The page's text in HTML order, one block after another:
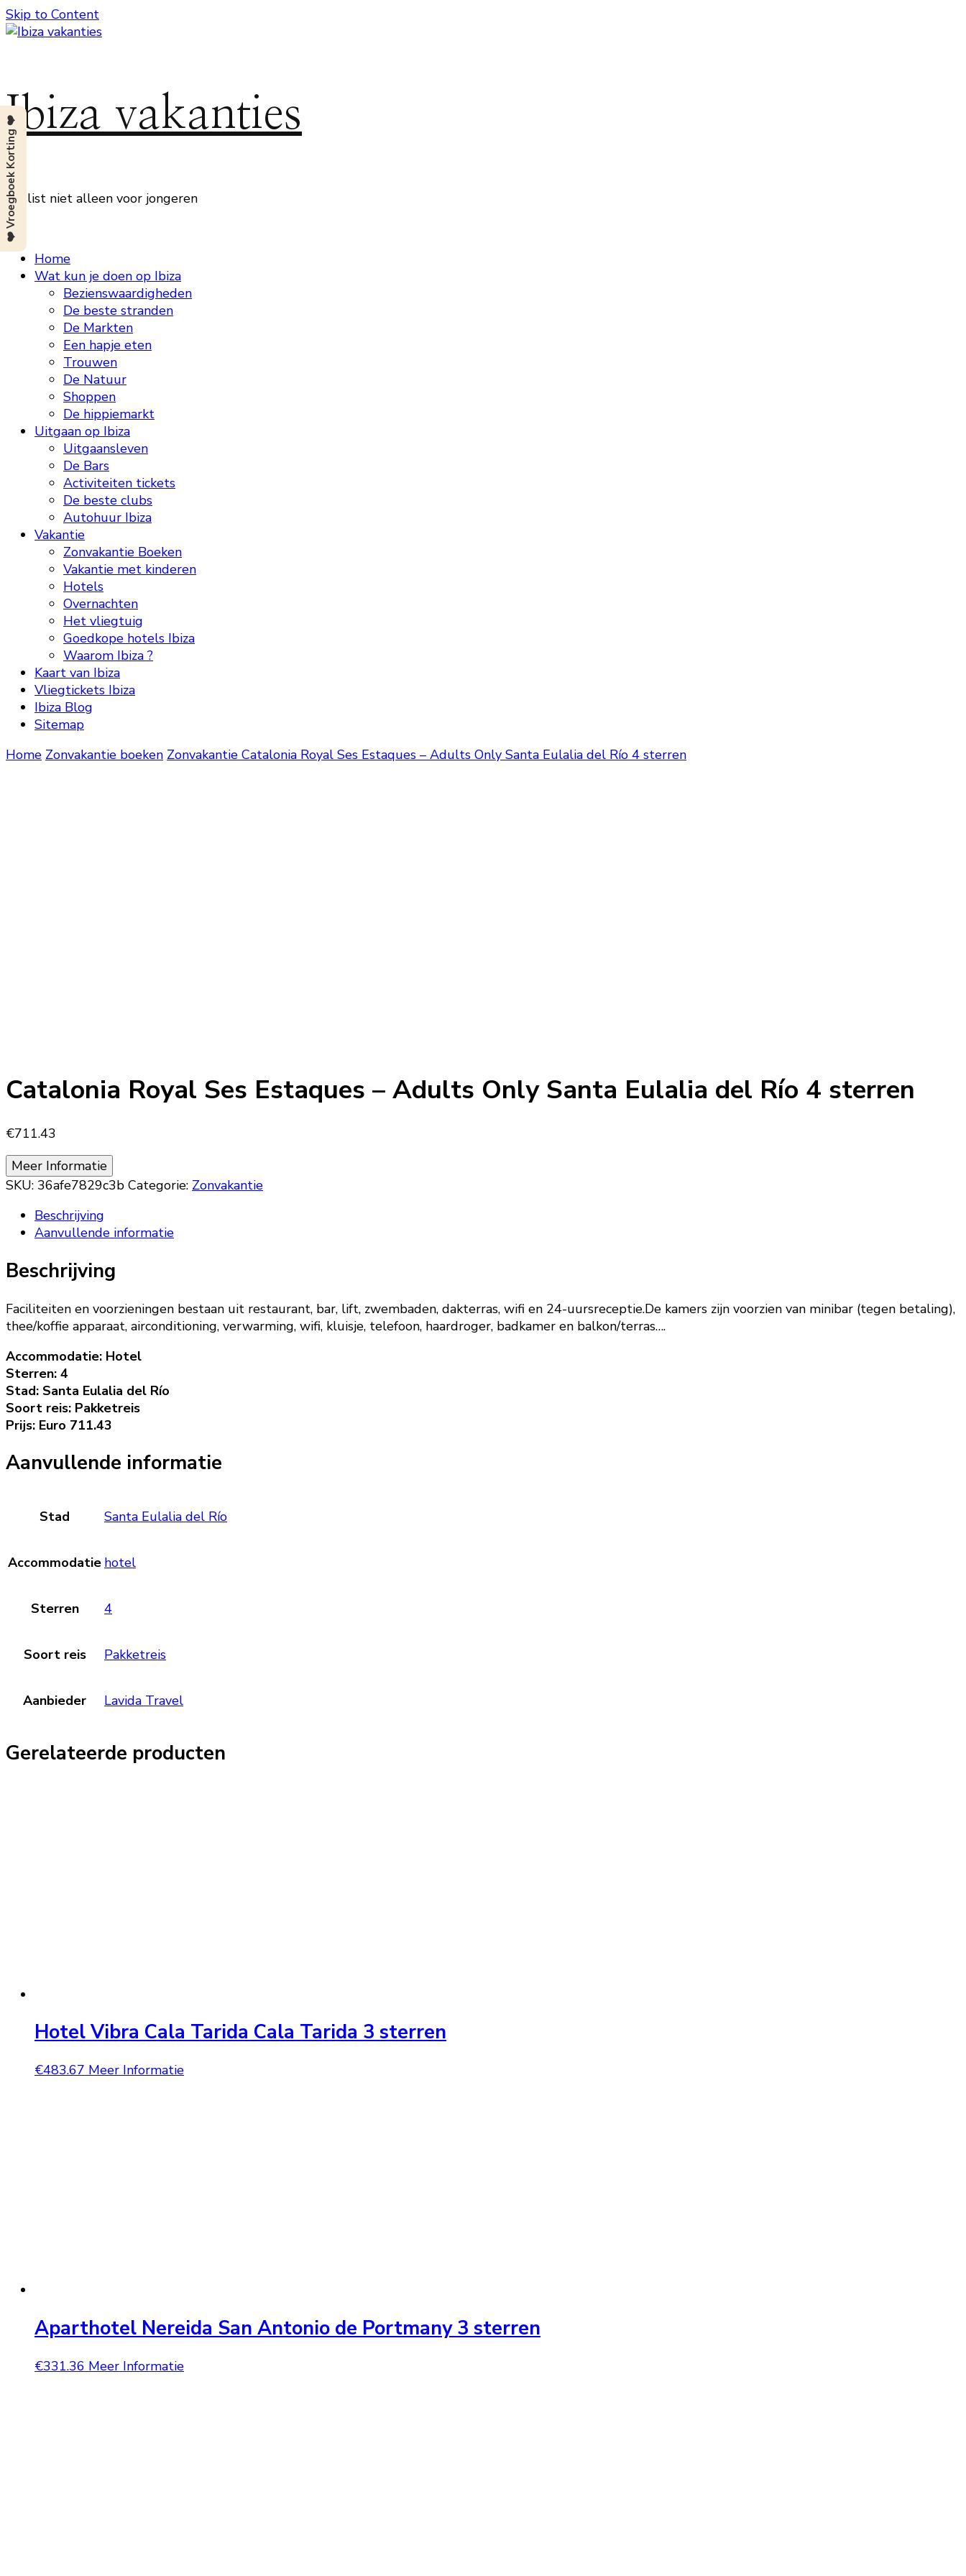
Skip to Content
Ibiza vakanties
Beslist niet alleen voor jongeren
Home
Wat kun je doen op Ibiza
Bezienswaardigheden
De beste stranden
De Markten
Een hapje eten
Trouwen
De Natuur
Shoppen
De hippiemarkt
Uitgaan op Ibiza
Uitgaansleven
De Bars
Activiteiten tickets
De beste clubs
Autohuur Ibiza
Vakantie
Zonvakantie Boeken
Vakantie met kinderen
Hotels
Overnachten
Het vliegtuig
Goedkope hotels Ibiza
Waarom Ibiza ?
Kaart van Ibiza
Vliegtickets Ibiza
Ibiza Blog
Sitemap
Home Zonvakantie boeken Zonvakantie Catalonia Royal Ses Estaques – Adults Only Santa Eulalia del Río 4 sterren
Catalonia Royal Ses Estaques – Adults Only Santa Eulalia del Río 4 sterren
€711.43
Meer Informatie
SKU: 36afe7829c3b Categorie: Zonvakantie
Beschrijving
Aanvullende informatie
Beschrijving
Faciliteiten en voorzieningen bestaan uit restaurant, bar, lift, zwembaden, dakterras, wifi en 24-uursreceptie.De kamers zijn voorzien van minibar (tegen betaling),
thee/koffie apparaat, airconditioning, verwarming, wifi, kluisje, telefoon, haardroger, badkamer en balkon/terras….
Accommodatie: Hotel
Sterren: 4
Stad: Santa Eulalia del Río
Soort reis: Pakketreis
Prijs: Euro 711.43
Aanvullende informatie
Stad Santa Eulalia del Río
Accommodatie hotel
Sterren 4
Soort reis Pakketreis
Aanbieder Lavida Travel
Gerelateerde producten
Hotel Vibra Cala Tarida Cala Tarida 3 sterren
€483.67 Meer Informatie
Aparthotel Nereida San Antonio de Portmany 3 sterren
€331.36 Meer Informatie
❤️ Vroegboek Korting ❤️